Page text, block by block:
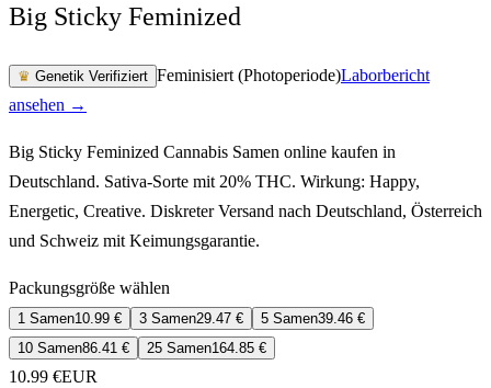
Big Sticky Feminized
♛ Genetik Verifiziert Feminisiert (Photoperiode)Laborbericht
ansehen →
Big Sticky Feminized Cannabis Samen online kaufen in
Deutschland. Sativa-Sorte mit 20% THC. Wirkung: Happy,
Energetic, Creative. Diskreter Versand nach Deutschland, Österreich
und Schweiz mit Keimungsgarantie.
Packungsgröße wählen
1 Samen10.99 € 3 Samen29.47 € 5 Samen39.46 €
10 Samen86.41 € 25 Samen164.85 €
10.99 €EUR